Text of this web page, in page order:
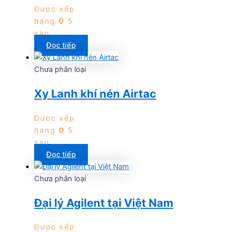
Được xếp
hạng 0 5
sao
Đọc tiếp
Chưa phân loại
Xy Lanh khí nén Airtac
Được xếp
hạng 0 5
sao
Đọc tiếp
Chưa phân loại
Đại lý Agilent tại Việt Nam
Được xếp